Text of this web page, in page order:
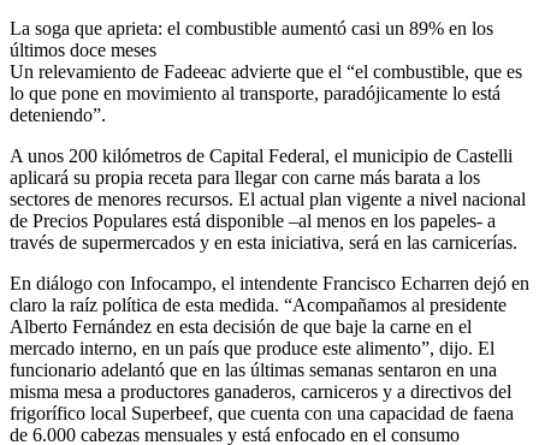
La soga que aprieta: el combustible aumentó casi un 89% en los
últimos doce meses
Un relevamiento de Fadeeac advierte que el “el combustible, que es
lo que pone en movimiento al transporte, paradójicamente lo está
deteniendo”.
A unos 200 kilómetros de Capital Federal, el municipio de Castelli
aplicará su propia receta para llegar con carne más barata a los
sectores de menores recursos. El actual plan vigente a nivel nacional
de Precios Populares está disponible –al menos en los papeles- a
través de supermercados y en esta iniciativa, será en las carnicerías.
En diálogo con Infocampo, el intendente Francisco Echarren dejó en
claro la raíz política de esta medida. “Acompañamos al presidente
Alberto Fernández en esta decisión de que baje la carne en el
mercado interno, en un país que produce este alimento”, dijo. El
funcionario adelantó que en las últimas semanas sentaron en una
misma mesa a productores ganaderos, carniceros y a directivos del
frigorífico local Superbeef, que cuenta con una capacidad de faena
de 6.000 cabezas mensuales y está enfocado en el consumo